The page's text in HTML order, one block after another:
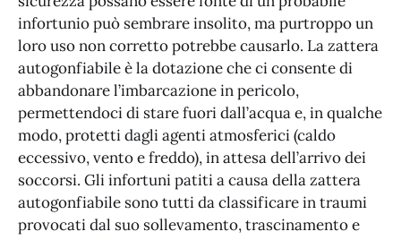
infortunio può sembrare insolito, ma purtroppo un
loro uso non corretto potrebbe causarlo. La zattera
autogonfiabile è la dotazione che ci consente di
abbandonare l’imbarcazione in pericolo,
permettendoci di stare fuori dall’acqua e, in qualche
modo, protetti dagli agenti atmosferici (caldo
eccessivo, vento e freddo), in attesa dell’arrivo dei
soccorsi. Gli infortuni patiti a causa della zattera
autogonfiabile sono tutti da classificare in traumi
provocati dal suo sollevamento, trascinamento e